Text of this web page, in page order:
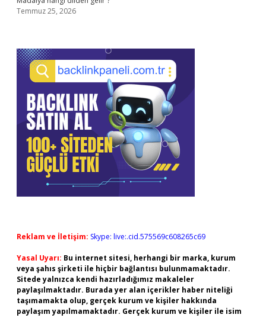
Temmuz 25, 2026
Reklam ve İletişim: Skype: live:.cid.575569c608265c69
Yasal Uyarı: Bu internet sitesi, herhangi bir marka, kurum
veya şahıs şirketi ile hiçbir bağlantısı bulunmamaktadır.
Sitede yalnızca kendi hazırladığımız makaleler
paylaşılmaktadır. Burada yer alan içerikler haber niteliği
taşımamakta olup, gerçek kurum ve kişiler hakkında
paylaşım yapılmamaktadır. Gerçek kurum ve kişiler ile isim